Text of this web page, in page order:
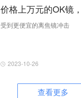
价格上万元的OK镜
受到更便宜的离焦镜冲击
2023-10-26
查看更多